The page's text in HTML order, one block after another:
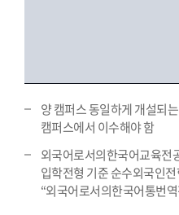
양 캠퍼스 동일하게 개설되
캠퍼스에서 이수해야 함
외국어로서의한국어교육전
입학전형 기준 순수외국인
“외국어로서의한국어통번